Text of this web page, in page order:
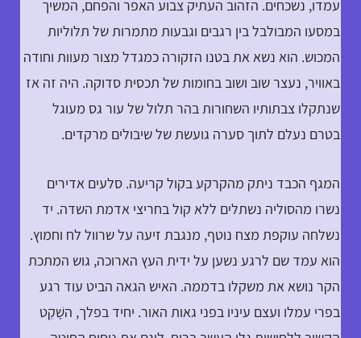
עמדו, נשכחים. הזהוב העתיק צבוע האפר והפחם, המשיך
במסעו המבולבל בין רגבים וגבעות מתמרות של תלוליות
המכוש. הוא נשא את בטנו הזקורה כמגדל מצור מעוות וחודה
באוויר, נעצר שוב ושוב בחומות של תכסית סדוקה. היה זה אז
שנתקלו צבתותיו השחורות בהר תלול של עור גס מעוגל
בטרם נעלם לתוך סערה גועשת של שיבולים מרקדים.
המגף הכבד ניתק מהקרקע בקול קריעה. סלעים אדירים
נשרו מהסוליה נשתלים ללא קול בחריצי אדמת השדה. יד
נשלחה עוקפת מצח נוטף, מנגבת זיעה על שרוול לח וחמוץ.
הוא עמד שם לרגע נשען על ידית העץ הארוכה, גוש המתכת
הקר נושא את משקלו בדממה. האיש הגאה הביט עוד רגע
בפרי עמלו ועצם עיניו בפני גאות האור. יחיד בפלך, השָׁקֵט